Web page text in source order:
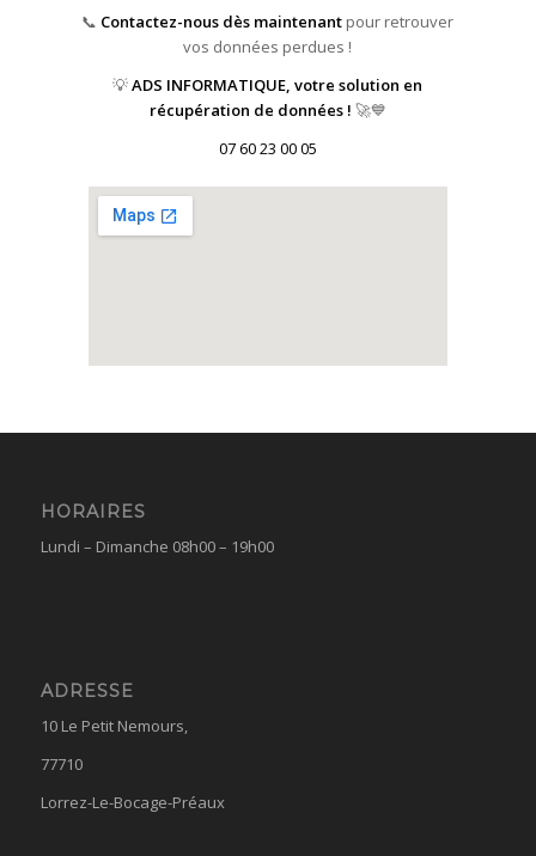
📞 Contactez-nous dès maintenant pour retrouver
vos données perdues !
💡ADS INFORMATIQUE, votre solution en
récupération de données ! 🚀💙
07 60 23 00 05
HORAIRES
Lundi – Dimanche 08h00 – 19h00
ADRESSE
10 Le Petit Nemours,
77710
Lorrez-Le-Bocage-Préaux